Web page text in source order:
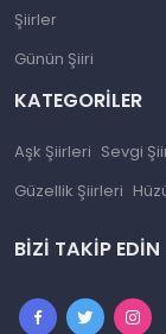
Şiirler
Günün Şiiri
KATEGORILER
Aşk Şiirleri Sevgi
Güzellik Şiirleri
BIZI TAKIP EDIN